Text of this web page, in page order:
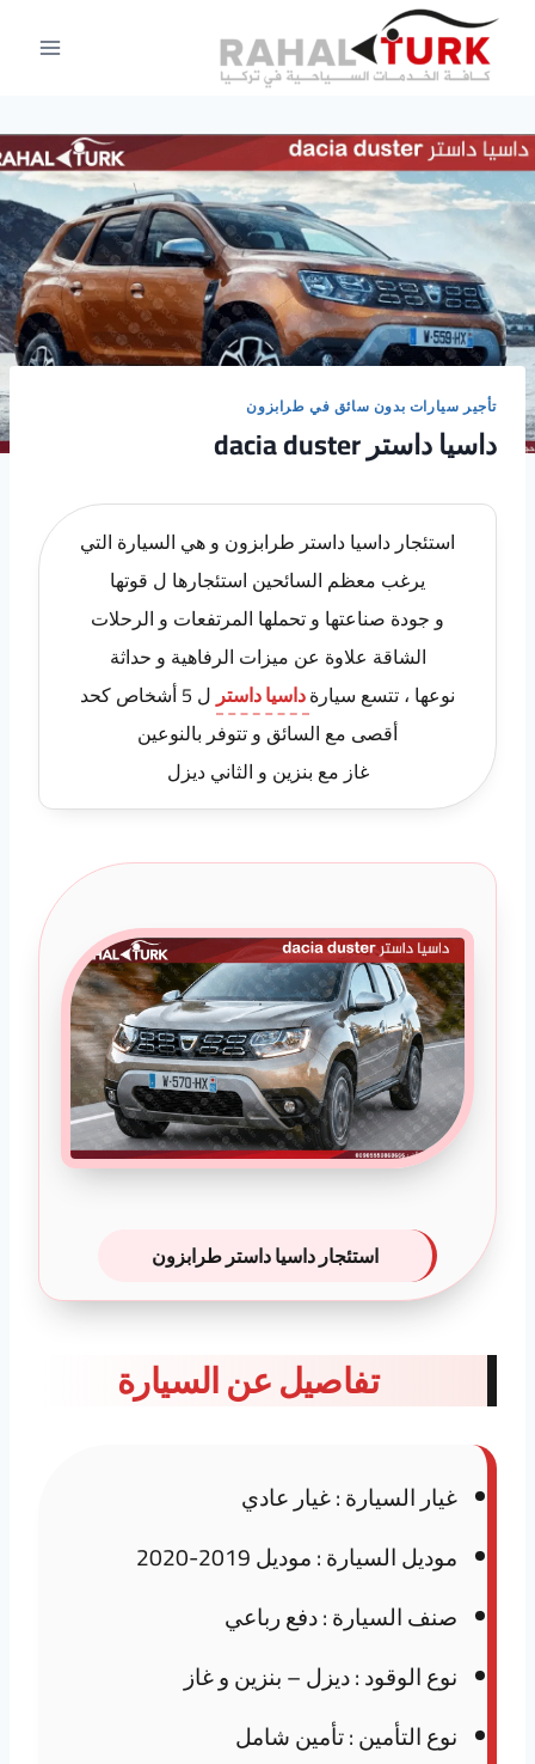
التجاوز
المحتوى
تأجير سيارات بدون سائق في طرابزون
داسيا داستر dacia duster
استئجار داسيا داستر طرابزون و هي السيارة التي
يرغب معظم السائحين استئجارها ل قوتها
و جودة صناعتها و تحملها المرتفعات و الرحلات
الشاقة علاوة عن ميزات الرفاهية و حداثة
نوعها ، تتسع سيارةداسيا داستر
ل 5 أشخاص كحد
أقصى مع السائق و تتوفر بالنوعين
غاز مع بنزين و الثاني ديزل
استئجار داسيا داستر طرابزون
تفاصيل عن السيارة
غيار السيارة : غيار عادي
موديل السيارة : موديل 2019-2020
صنف السيارة : دفع رباعي
نوع الوقود : ديزل – بنزين و غاز
نوع التأمين : تأمين شامل